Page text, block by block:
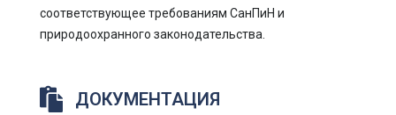
соответствующее требованиям СанПиН и
природоохранного законодательства.
ДОКУМЕНТАЦИЯ